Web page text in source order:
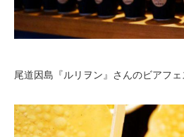
尾道因島『ルリヲン』さんのビアフェ